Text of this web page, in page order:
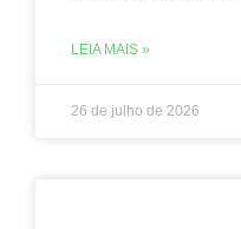
LEIA MAIS »
26 de julho de 2026